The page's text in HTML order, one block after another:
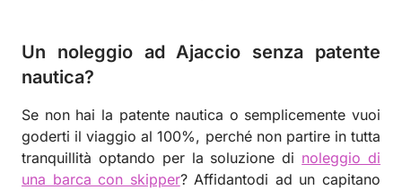
Un noleggio ad Ajaccio senza patente
nautica?
Se non hai la patente nautica o semplicemente vuoi
goderti il viaggio al 100%, perché non partire in tutta
tranquillità optando per la soluzione di noleggio di
una barca con skipper? Affidantodi ad un capitano